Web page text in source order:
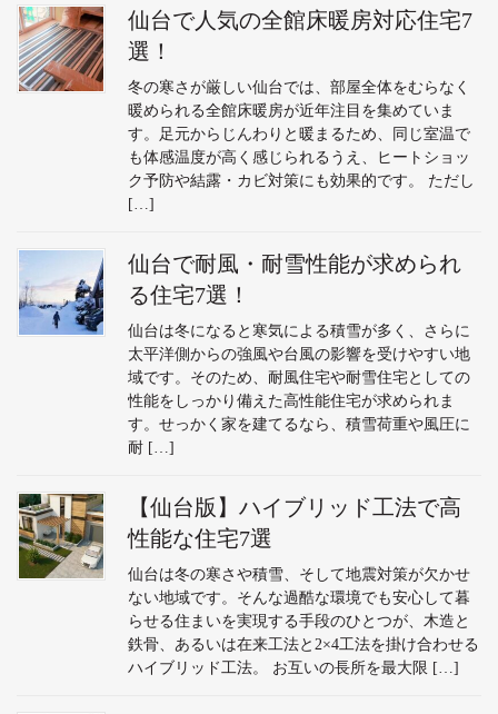
仙台で人気の全館床暖房対応住宅7
選！
冬の寒さが厳しい仙台では、部屋全体をむらなく
暖められる全館床暖房が近年注目を集めていま
す。足元からじんわりと暖まるため、同じ室温で
も体感温度が高く感じられるうえ、ヒートショッ
ク予防や結露・カビ対策にも効果的です。 ただし
[…]
仙台で耐風・耐雪性能が求められ
る住宅7選！
仙台は冬になると寒気による積雪が多く、さらに
太平洋側からの強風や台風の影響を受けやすい地
域です。そのため、耐風住宅や耐雪住宅としての
性能をしっかり備えた高性能住宅が求められま
す。せっかく家を建てるなら、積雪荷重や風圧に
耐 […]
【仙台版】ハイブリッド工法で高
性能な住宅7選
仙台は冬の寒さや積雪、そして地震対策が欠かせ
ない地域です。そんな過酷な環境でも安心して暮
らせる住まいを実現する手段のひとつが、木造と
鉄骨、あるいは在来工法と2×4工法を掛け合わせる
ハイブリッド工法。 お互いの長所を最大限 […]